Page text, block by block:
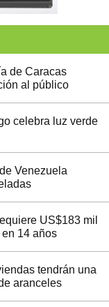
de Caracas
al público
celebra luz verde
Venezuela
US$183 mil
14 años
tendrán una
aranceles